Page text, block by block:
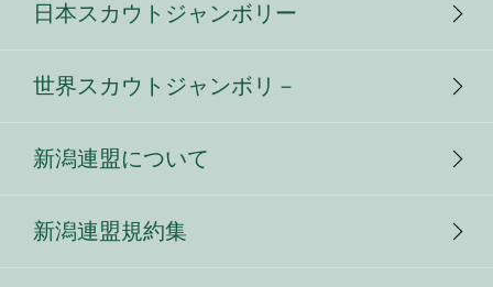
日本スカウトジャンボリー
世界スカウトジャンボリ－
新潟連盟について
新潟連盟規約集